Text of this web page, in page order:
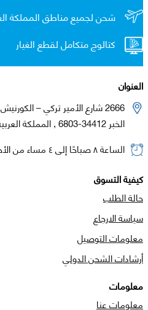
شحن لجميع مناطق المملكة
كتالوج متكامل لقطع الغيار
العنوان
2666 شارع الأمير تركي – الكورنيش , وحدة رقم 102
الخبر 34412-6803 , المملكة العربية السعودية
الساعة ٨ صباحًا إلى ٤ مساء من الأحد إلى الخميس
كيفية التسوق
حالة الطلب
سياسة الارجاع
معلومات التوصيل
أرشادات الشحن الدولي
معلومات
معلومات عنا